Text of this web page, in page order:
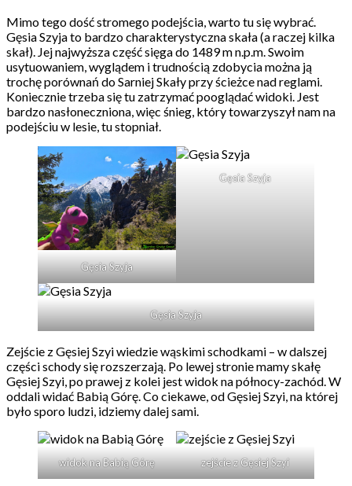
Mimo tego dość stromego podejścia, warto tu się wybrać.
Gęsia Szyja to bardzo charakterystyczna skała (a raczej kilka
skał). Jej najwyższa część sięga do 1489 m n.p.m. Swoim
usytuowaniem, wyglądem i trudnością zdobycia można ją
trochę porównań do Sarniej Skały przy ścieżce nad reglami.
Koniecznie trzeba się tu zatrzymać pooglądać widoki. Jest
bardzo nasłoneczniona, więc śnieg, który towarzyszył nam na
podejściu w lesie, tu stopniał.
Gęsia Szyja
Gęsia Szyja
Gęsia Szyja
Zejście z Gęsiej Szyi wiedzie wąskimi schodkami – w dalszej
części schody się rozszerzają. Po lewej stronie mamy skałę
Gęsiej Szyi, po prawej z kolei jest widok na północy-zachód. W
oddali widać Babią Górę. Co ciekawe, od Gęsiej Szyi, na której
było sporo ludzi, idziemy dalej sami.
widok na Babią Górę zejście z Gęsiej Szyi